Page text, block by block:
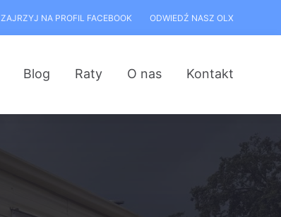
ZAJRZYJ NA PROFIL FACEBOOK ODWIEDŹ NASZ OLX
Blog Raty O nas Kontakt